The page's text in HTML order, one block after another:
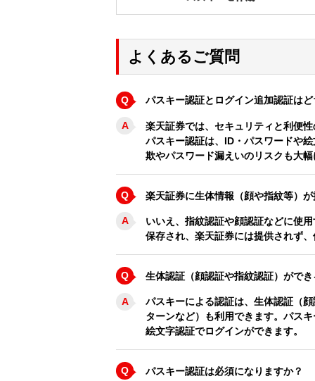
よくあるご質問
Q パスキー認証とログイン追加認証は
A
楽天証券では、セキュリティと利便
パスキー認証は、ID・パスワードや
欺やパスワード漏えいのリスクも大
Q 楽天証券に生体情報（顔や指紋等）
A
いいえ、指紋認証や顔認証などに使
保存され、楽天証券には提供されず
Q 生体認証（顔認証や指紋認証）がで
A
パスキーによる認証は、生体認証（
ターンなど）も利用できます。パス
絵文字認証でログインができます。
Q パスキー認証は必須になりますか？